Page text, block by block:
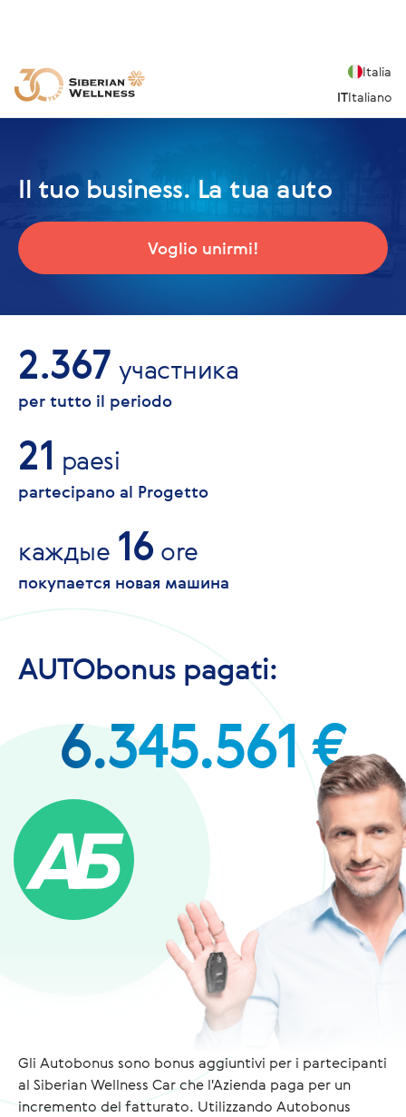
Italia
ITItaliano
Il tuo business. La tua auto
Voglio unirmi!
per tutto il periodo
2.367 участника
partecipano al Progetto
21 paesi
покупается новая машина
каждые 16 ore
AUTObonus pagati:
6.345.561 €
Gli Autobonus sono bonus aggiuntivi per i partecipanti
al Siberian Wellness Car che l'Azienda paga per un
incremento del fatturato. Utilizzando Autobonus